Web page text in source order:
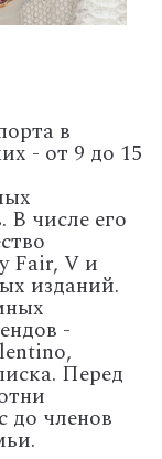
в
- от 9 до 15
В числе его
Fair, V и
изданий.
-
Перед
до членов